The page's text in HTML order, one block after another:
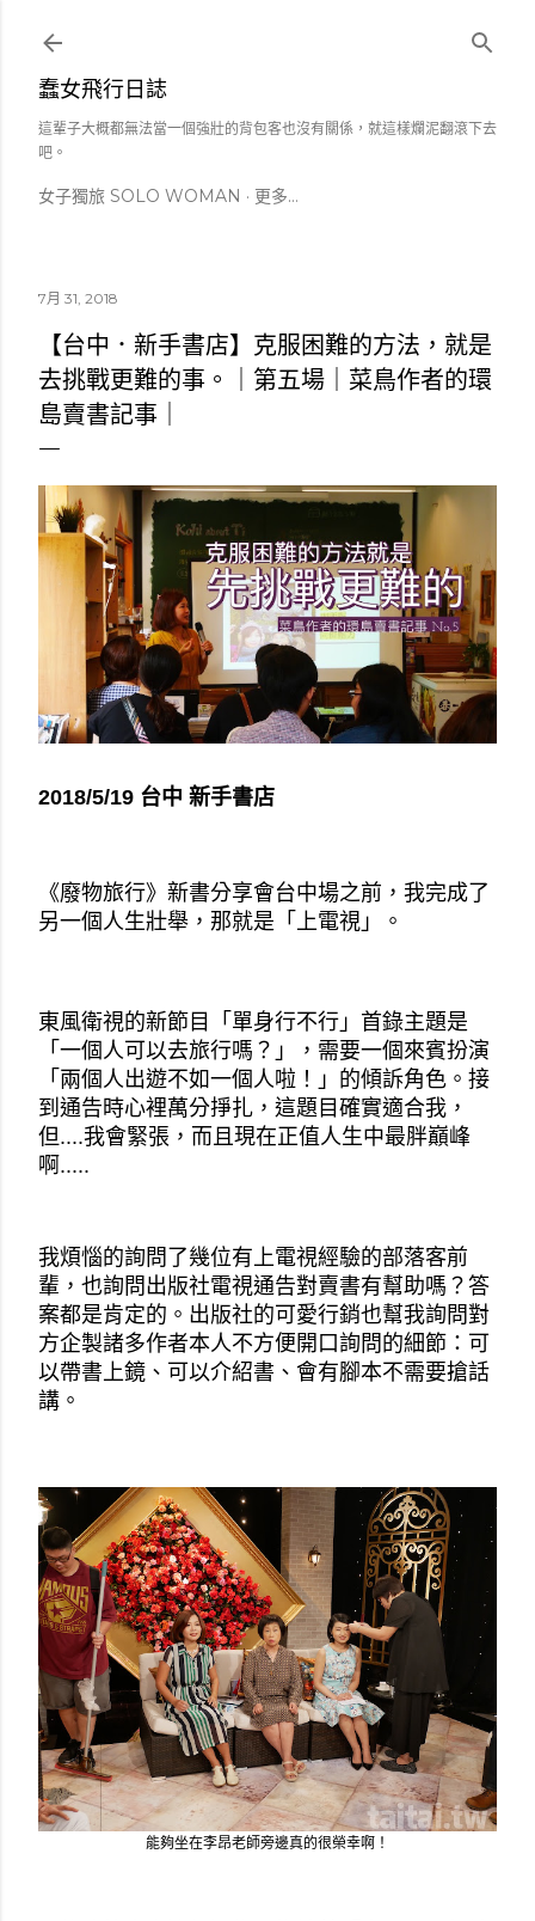
蠢女飛行日誌
這輩子大概都無法當一個強壯的背包客也沒有關係，就這樣爛泥翻滾下去
吧。
女子獨旅 SOLO WOMAN 更多…
7月 31, 2018
【台中．新手書店】克服困難的方法，就是
去挑戰更難的事。｜第五場｜菜鳥作者的環
島賣書記事｜
2018/5/19 台中 新手書店
《廢物旅行》新書分享會台中場之前，我完成了
另一個人生壯舉，那就是「上電視」。
東風衛視的新節目「單身行不行」首錄主題是
「一個人可以去旅行嗎？」，需要一個來賓扮演
「兩個人出遊不如一個人啦！」的傾訴角色。接
到通告時心裡萬分掙扎，這題目確實適合我，
但....我會緊張，而且現在正值人生中最胖巔峰
啊.....
我煩惱的詢問了幾位有上電視經驗的部落客前
輩，也詢問出版社電視通告對賣書有幫助嗎？答
案都是肯定的。出版社的可愛行銷也幫我詢問對
方企製諸多作者本人不方便開口詢問的細節：可
以帶書上鏡、可以介紹書、會有腳本不需要搶話
講。
能夠坐在李昂老師旁邊真的很榮幸啊！